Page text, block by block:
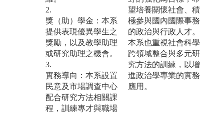
2.
獎（助）學金：本系
提供表現優異學生之
獎勵，以及教學助理
或研究助理之機會。
3.
實務導向：本系設置
民意及市場調查中心
配合研究方法相關課
程，訓練專才與職場
望培養關懷社會、積
極參與國內國際事務
的政治與行政人才。
本系也重視社會科學
跨領域整合與多元研
究方法的訓練，以增
進政治學專業的實務
應用。